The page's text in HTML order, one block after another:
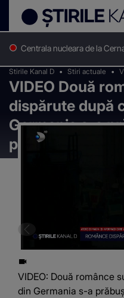
Centrala nucleara de la
Stirile Kanal D Stiri actuale
VIDEO Două
dispărute după
Germania s-a
putea fi
VIDEO: Două românce
din Germania s-a